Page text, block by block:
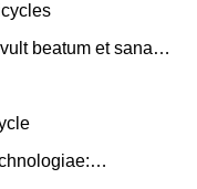
beatum et sanam